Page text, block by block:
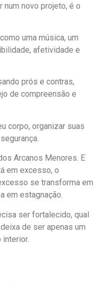
num novo projeto, é o
uma música, um
afetividade e
prós e contras,
de compreensão e
corpo, organizar suas
Arcanos Menores. E
em excesso, o
se transforma em
em estagnação.
ser fortalecido, qual
de ser apenas um